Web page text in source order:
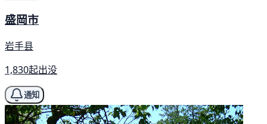
盛岡市
岩手县
1,830起出没
通知